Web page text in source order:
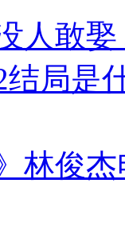
人敢
局是
林俊